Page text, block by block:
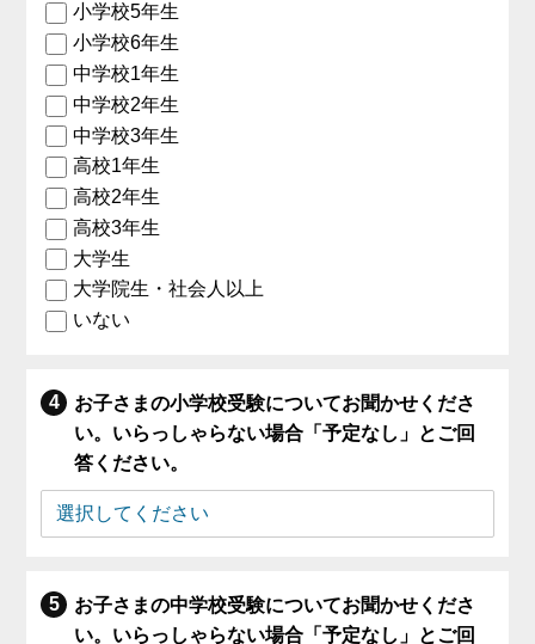
小学校5年生
小学校6年生
中学校1年生
中学校2年生
中学校3年生
高校1年生
高校2年生
高校3年生
大学生
大学院生・社会人以上
いない
お子さまの小学校受験についてお聞かせくださ
い。いらっしゃらない場合「予定なし」とご回
答ください。
お子さまの中学校受験についてお聞かせくださ
い。いらっしゃらない場合「予定なし」とご回